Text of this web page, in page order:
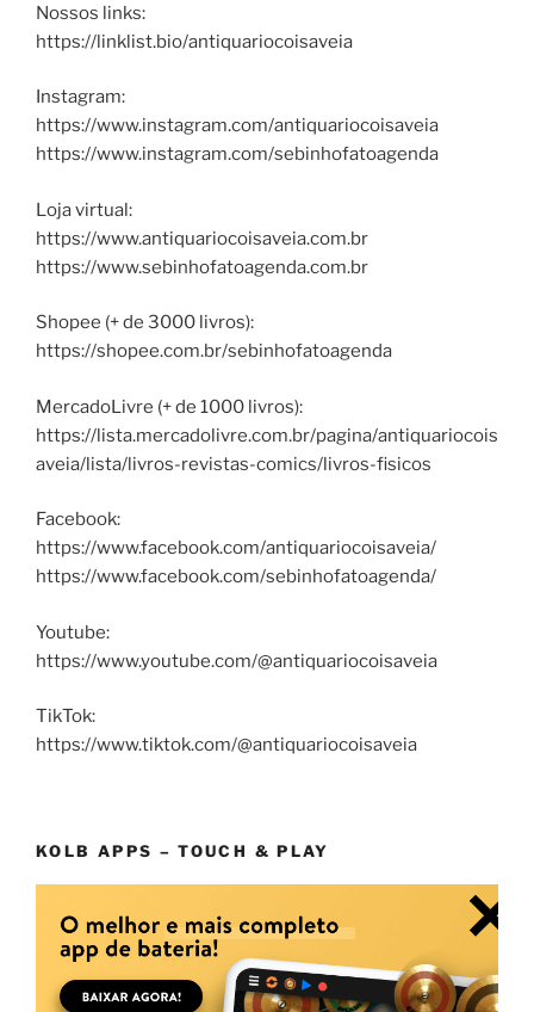
Nossos links:
https://linklist.bio/antiquariocoisaveia
Instagram:
https://www.instagram.com/antiquariocoisaveia
https://www.instagram.com/sebinhofatoagenda
Loja virtual:
https://www.antiquariocoisaveia.com.br
https://www.sebinhofatoagenda.com.br
Shopee (+ de 3000 livros):
https://shopee.com.br/sebinhofatoagenda
MercadoLivre (+ de 1000 livros):
https://lista.mercadolivre.com.br/pagina/antiquariocois
aveia/lista/livros-revistas-comics/livros-fisicos
Facebook:
https://www.facebook.com/antiquariocoisaveia/
https://www.facebook.com/sebinhofatoagenda/
Youtube:
https://www.youtube.com/@antiquariocoisaveia
TikTok:
https://www.tiktok.com/@antiquariocoisaveia
KOLB APPS – TOUCH & PLAY